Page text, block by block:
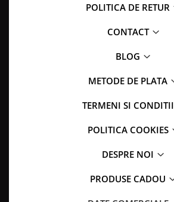
POLITICA DE RETUR
CONTACT
BLOG
METODE DE PLATA
TERMENI SI CONDITII
POLITICA COOKIES
DESPRE NOI
PRODUSE CADOU